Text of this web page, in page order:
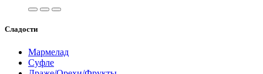
Сладости
Мармелад
Суфле